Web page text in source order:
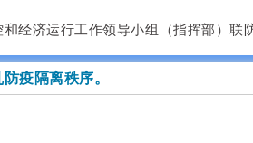
经济运行工作领导小组（指挥部）
疫隔离秩序。